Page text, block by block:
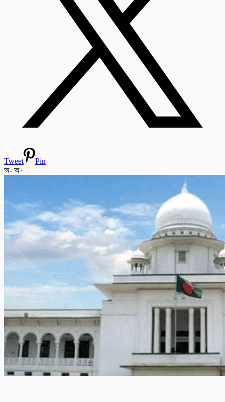
Tweet
Pin
অ- অ+